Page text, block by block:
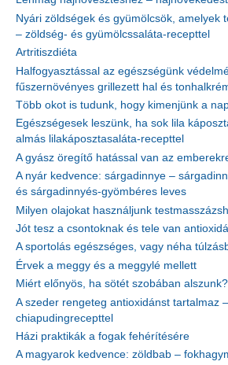
Nyári zöldségek és gyümölcsök, amelyek
– zöldség- és gyümölcssaláta-recepttel
Artritiszdiéta
Halfogyasztással az egészségünk
fűszernövényes grillezett hal és
Több okot is tudunk, hogy kimenjünk a
Egészségesek leszünk, ha sok lila
almás lilakáposztasaláta-recepttel
A gyász öregítő hatással van az
A nyár kedvence: sárgadinnye –
és sárgadinnyés-gyömbéres leves
Milyen olajokat használjunk
Jót tesz a csontoknak és tele van
A sportolás egészséges, vagy néha
Érvek a meggy és a meggylé mellett
Miért előnyös, ha sötét szobában alszunk?
A szeder rengeteg antioxidánst tartalmaz
chiapudingrecepttel
Házi praktikák a fogak fehérítésére
A magyarok kedvence: zöldbab –